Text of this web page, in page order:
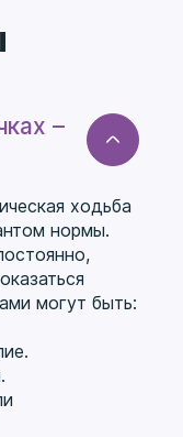
–
ходьба
нормы.
могут быть: